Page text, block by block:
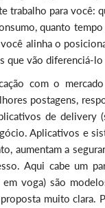
trabalho para você:
quanto
alinha o
que vão diferenciá-
com o
postagens,
de delivery
Aplicativos e
aumentam a
Aqui cabe um
voga) são
muito clara.